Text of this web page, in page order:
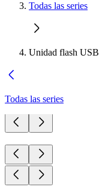
Todas las series
Unidad flash USB
Todas las series